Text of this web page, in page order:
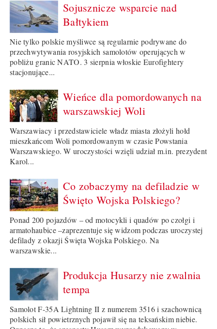
Sojusznicze wsparcie nad
Bałtykiem
Nie tylko polskie myśliwce są regularnie podrywane do
przechwytywania rosyjskich samolotów operujących w
pobliżu granic NATO. 3 sierpnia włoskie Eurofightery
stacjonujące...
Wieńce dla pomordowanych na
warszawskiej Woli
Warszawiacy i przedstawiciele władz miasta złożyli hołd
mieszkańcom Woli pomordowanym w czasie Powstania
Warszawskiego. W uroczystości wzięli udział m.in. prezydent
Karol...
Co zobaczymy na defiladzie w
Święto Wojska Polskiego?
Ponad 200 pojazdów – od motocykli i quadów po czołgi i
armatohaubice –zaprezentuje się widzom podczas uroczystej
defilady z okazji Święta Wojska Polskiego. Na
warszawskie...
Produkcja Husarzy nie zwalnia
tempa
Samolot F-35A Lightning II z numerem 3516 i szachownicą
polskich sił powietrznych pojawił się na teksańskim niebie.